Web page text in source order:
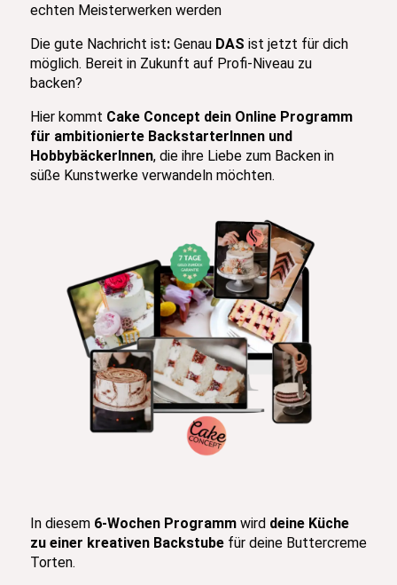
echten Meisterwerken werden
Die gute Nachricht ist: Genau DAS ist jetzt für dich
möglich. Bereit in Zukunft auf Profi-Niveau zu
backen?
Hier kommt Cake Concept dein Online Programm
für ambitionierte BackstarterInnen und
HobbybäckerInnen, die ihre Liebe zum Backen in
süße Kunstwerke verwandeln möchten.
In diesem 6-Wochen Programm wird deine Küche
zu einer kreativen Backstube für deine Buttercreme
Torten.